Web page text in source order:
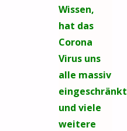
Wissen,
hat das
Corona
Virus uns
alle massiv
eingeschränkt
und viele
weitere